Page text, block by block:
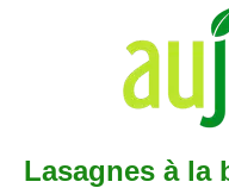
Lasagnes à la